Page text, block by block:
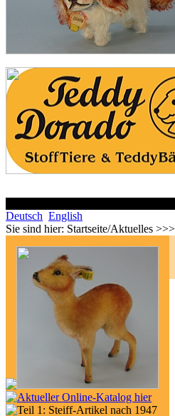
Deutsch English
Sie sind hier: Startseite/Aktuelles